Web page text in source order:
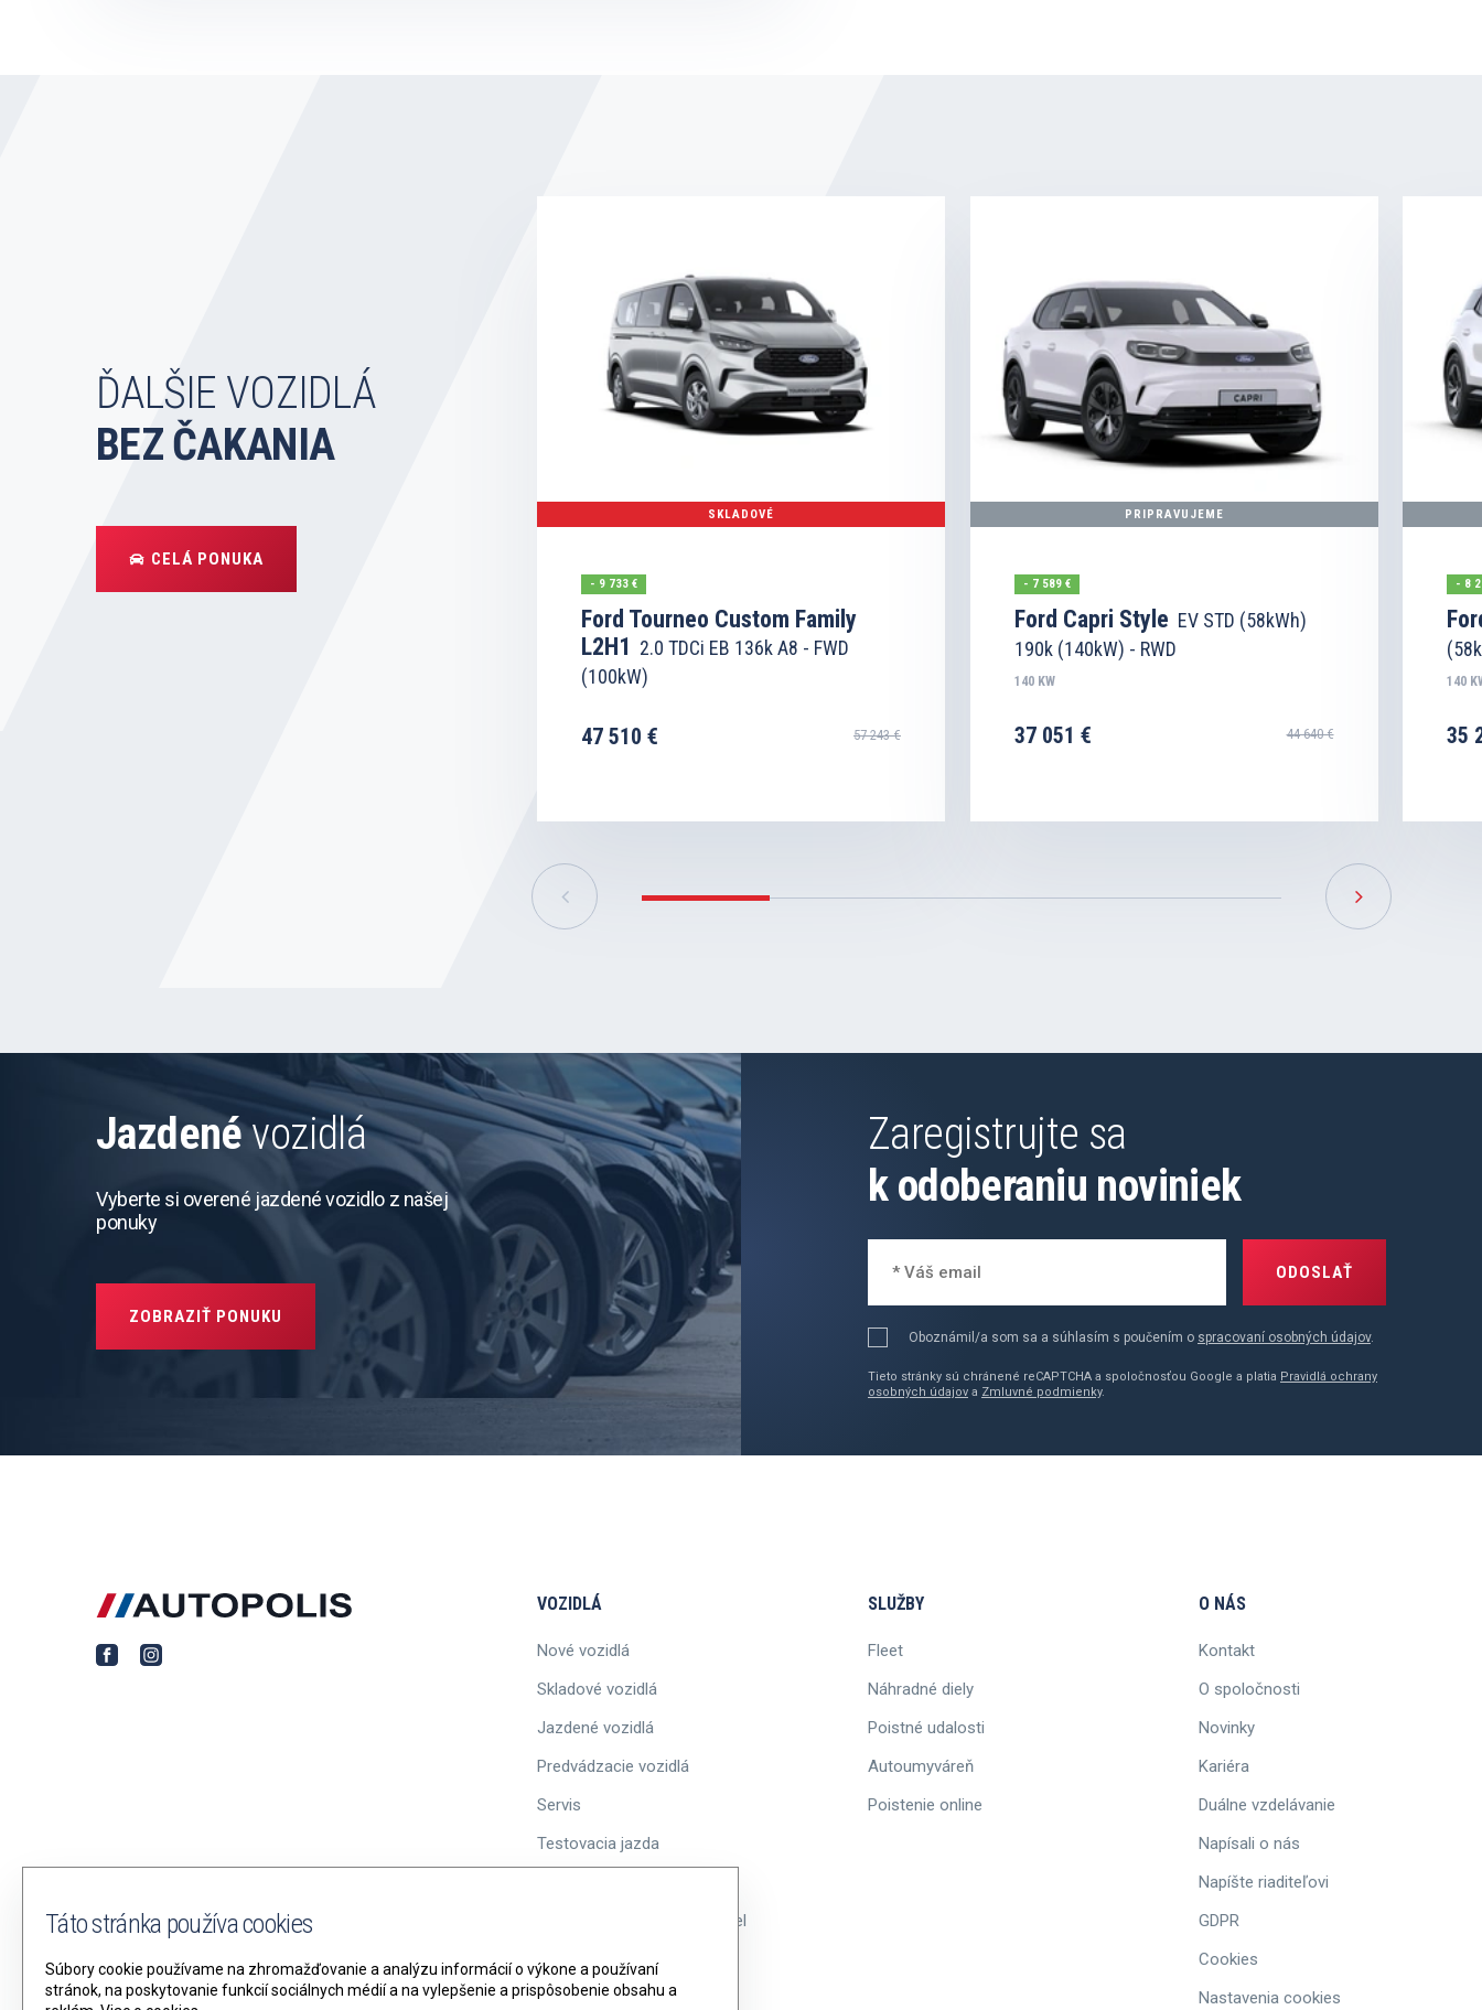
ĎALŠIE VOZIDLÁ
BEZ ČAKANIA
CELÁ PONUKA
SKLADOVÉ
- 9 733 €
Ford Tourneo Custom Family
L2H1 2.0 TDCi EB 136k A8 - FWD
(100kW)
47 510 € 57 243 €
PRIPRAVUJEME
- 7 589 €
Ford Capri Style EV STD (58kWh)
190k (140kW) - RWD
140 KW
37 051 € 44 640 €
- 8
140
35
Jazdenévozidlá
Vyberte si overené jazdené vozidlo z našej
ponuky
ZOBRAZIŤ PONUKU
Zaregistrujte sa
k odoberaniu noviniek
ODOSLAŤ
Oboznámil/a som sa a súhlasím s poučením o spracovaní osobných údajov.
Tieto stránky sú chránené reCAPTCHA a spoločnosťou Google a platia Pravidlá ochrany
osobných údajov a Zmluvné podmienky.
VOZIDLÁ
Nové vozidlá
Skladové vozidlá
Jazdené vozidlá
Predvádzacie vozidlá
Servis
Testovacia jazda
Informácie o ponuke vozidiel
SLUŽBY
Fleet
Náhradné diely
Poistné udalosti
Autoumyváreň
Poistenie online
O NÁS
Kontakt
O spoločnosti
Novinky
Kariéra
Duálne vzdelávanie
Napísali o nás
Napíšte riaditeľovi
GDPR
Cookies
Nastavenia cookies
Táto stránka používa cookies
Súbory cookie používame na zhromažďovanie a analýzu informácií o výkone a používaní
stránok, na poskytovanie funkcií sociálnych médií a na vylepšenie a prispôsobenie obsahu a